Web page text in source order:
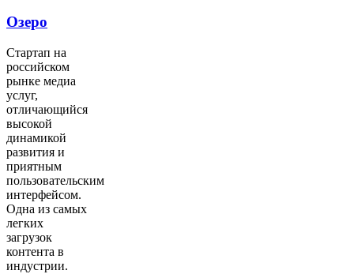
Озеро
Стартап на
российском
рынке медиа
услуг,
отличающийся
высокой
динамикой
развития и
приятным
пользовательским
интерфейсом.
Одна из самых
легких
загрузок
контента в
индустрии.